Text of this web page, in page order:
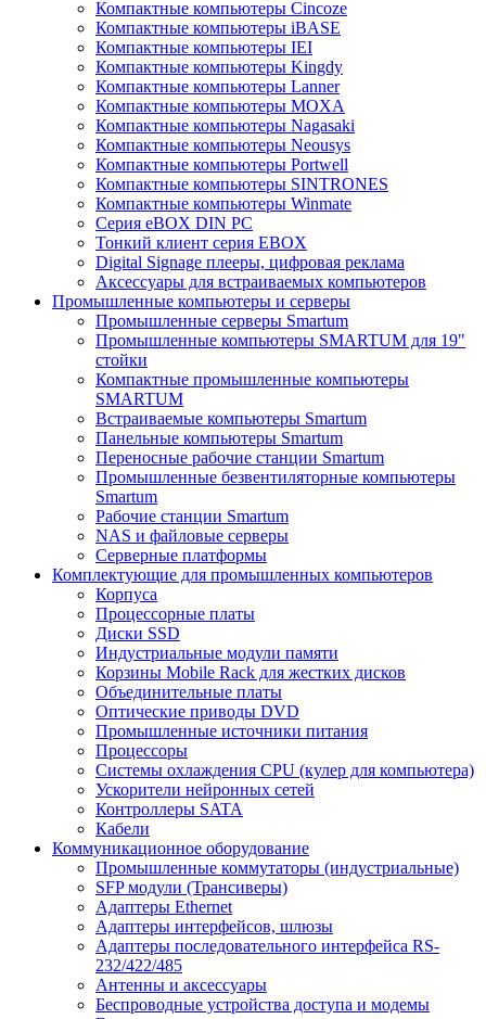
Компактные компьютеры Cincoze
Компактные компьютеры iBASE
Компактные компьютеры IEI
Компактные компьютеры Kingdy
Компактные компьютеры Lanner
Компактные компьютеры MOXA
Компактные компьютеры Nagasaki
Компактные компьютеры Neousys
Компактные компьютеры Portwell
Компактные компьютеры SINTRONES
Компактные компьютеры Winmate
Серия eBOX DIN PC
Тонкий клиент серия EBOX
Digital Signage плееры, цифровая реклама
Аксессуары для встраиваемых компьютеров
Промышленные компьютеры и серверы
Промышленные серверы Smartum
Промышленные компьютеры SMARTUM для 19"
стойки
Компактные промышленные компьютеры
SMARTUM
Встраиваемые компьютеры Smartum
Панельные компьютеры Smartum
Переносные рабочие станции Smartum
Промышленные безвентиляторные компьютеры
Smartum
Рабочие станции Smartum
NAS и файловые серверы
Серверные платформы
Комплектующие для промышленных компьютеров
Корпуса
Процессорные платы
Диски SSD
Индустриальные модули памяти
Корзины Mobile Rack для жестких дисков
Объединительные платы
Оптические приводы DVD
Промышленные источники питания
Процессоры
Системы охлаждения CPU (кулер для компьютера)
Ускорители нейронных сетей
Контроллеры SATA
Кабели
Коммуникационное оборудование
Промышленные коммутаторы (индустриальные)
SFP модули (Трансиверы)
Адаптеры Ethernet
Адаптеры интерфейсов, шлюзы
Адаптеры последовательного интерфейса RS-
232/422/485
Антенны и аксессуары
Беспроводные устройства доступа и модемы